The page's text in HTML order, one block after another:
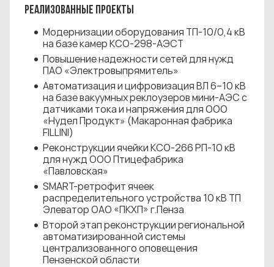
РЕАЛИЗОВАННЫЕ ПРОЕКТЫ
Модернизации оборудования ТП-10/0,4 кВ
на базе камер КСО-298-АЭСТ
Повышение надежности сетей для нужд
ПАО «Электровыпрямитель»
Автоматизация и цифровизация ВЛ 6–10 кВ
на базе вакуумных реклоузеров мини-АЭС с
датчиками тока и напряжения для ООО
«Нудел Продукт» (Макаронная фабрика
FILLINI)
Реконструкции ячейки КСО-266 РП-10 кВ
для нужд ООО Птицефабрика
«Павловская»
SMART-ретрофит ячеек
распределительного устройства 10 кВ ТП
Элеватор ОАО «ПКХП» г.Пенза
Второй этап реконструкции региональной
автоматизированной системы
централизованного оповещения
Пензенской области